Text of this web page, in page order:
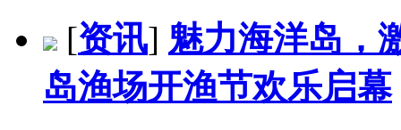
[资讯] 魅力海洋岛
岛渔场开渔节欢乐启幕